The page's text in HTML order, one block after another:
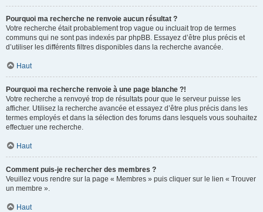
Pourquoi ma recherche ne renvoie aucun résultat ?
Votre recherche était probablement trop vague ou incluait trop de termes
communs qui ne sont pas indexés par phpBB. Essayez d’être plus précis et
d’utiliser les différents filtres disponibles dans la recherche avancée.
Haut
Pourquoi ma recherche renvoie à une page blanche ?!
Votre recherche a renvoyé trop de résultats pour que le serveur puisse les
afficher. Utilisez la recherche avancée et essayez d’être plus précis dans les
termes employés et dans la sélection des forums dans lesquels vous souhaitez
effectuer une recherche.
Haut
Comment puis-je rechercher des membres ?
Veuillez vous rendre sur la page « Membres » puis cliquer sur le lien « Trouver
un membre ».
Haut